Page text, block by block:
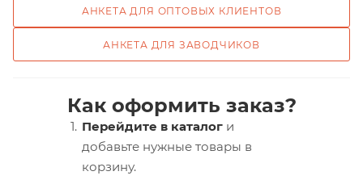
АНКЕТА ДЛЯ ОПТОВЫХ КЛИЕНТОВ
АНКЕТА ДЛЯ ЗАВОДЧИКОВ
Как оформить заказ?
Перейдите в каталог и
добавьте нужные товары в
корзину.